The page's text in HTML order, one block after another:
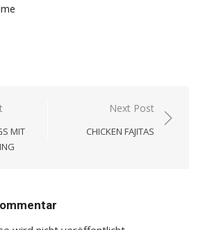
MIT
Next Post
CHICKEN FAJITAS